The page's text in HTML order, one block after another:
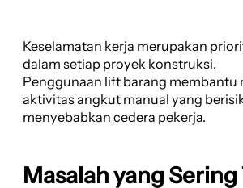
Keselamatan kerja merupakan
dalam setiap proyek konstruksi.
Penggunaan lift barang membantu
aktivitas angkut manual yang
menyebabkan cedera pekerja.
Masalah yang